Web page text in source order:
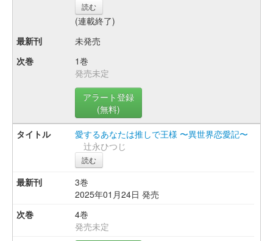
読む
(連載終了)
未発売
1巻
発売未定
アラート登録
(無料)
愛するあなたは推しで王様 〜異世界恋愛記〜
辻永ひつじ
読む
3巻
2025年01月24日 発売
4巻
発売未定